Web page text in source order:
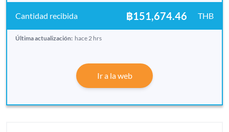
฿151,674.46 THB
Última actualización: hace 2 hrs
Ir a la web